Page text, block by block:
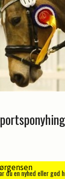
du en nyhed eller god